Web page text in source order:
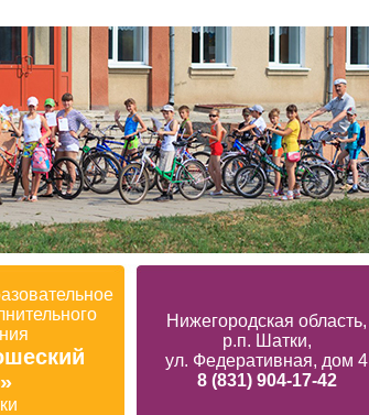
Нижегородская область,
р.п. Шатки,
ул. Федеративная, дом 4
8 (831) 904-17-42